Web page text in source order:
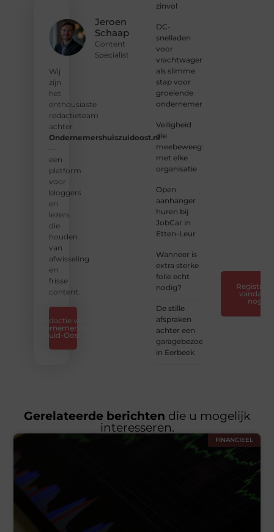
Jeroen
Schaap
Content
Specialist
Wij
zijn
het
enthousiaste
redactieteam
achter
Ondernemershuiszuidoost.nl
—
een
platform
voor
bloggers
en
lezers
die
houden
van
afwisseling
en
frisse
content.
Redactie van
Ondernemershuis
Zuid-Oost
zinvol
DC-
snelladen
voor
vrachtwagens
als slimme
stap voor
groeiende
ondernemers
Veiligheid
die
meebeweegt
met elke
organisatie
Open
aanhanger
huren bij
JobCar in
Etten-Leur
Wanneer is
extra sterke
folie echt
nodig?
De stille
afspraken
achter een
garagebezoek
in Eerbeek
Registreer
vandaag
nog
Gerelateerde berichten die u mogelijk
interesseren.
FINANCIEEL